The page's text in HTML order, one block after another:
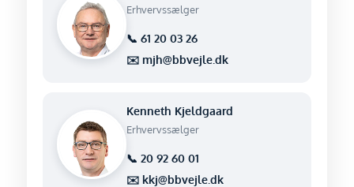
Erhvervssælger
📞 61 20 03 26
✉️ mjh@bbvejle.dk
Kenneth Kjeldgaard
Erhvervssælger
📞 20 92 60 01
✉️ kkj@bbvejle.dk